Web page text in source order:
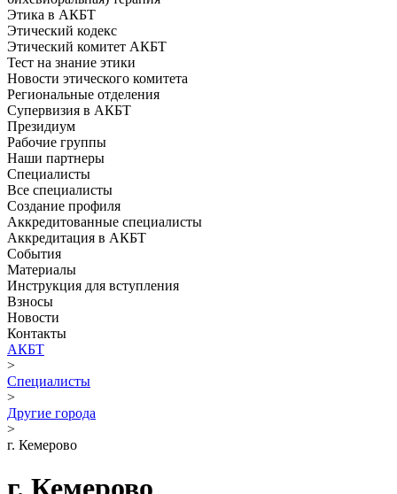
Этика в АКБТ
Этический кодекс
Этический комитет АКБТ
Тест на знание этики
Новости этического комитета
Региональные отделения
Супервизия в АКБТ
Президиум
Рабочие группы
Наши партнеры
Специалисты
Все специалисты
Создание профиля
Аккредитованные специалисты
Аккредитация в АКБТ
События
Материалы
Инструкция для вступления
Взносы
Новости
Контакты
АКБТ
>
Специалисты
>
Другие города
>
г. Кемерово